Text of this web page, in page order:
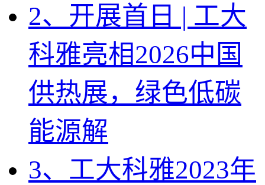
2、开展首日 | 工大
科雅亮相2026中国
供热展，绿色低碳
能源解
3、工大科雅2023年